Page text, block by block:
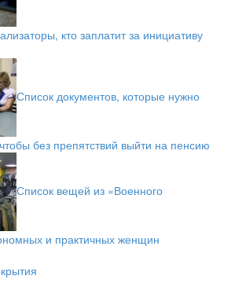
кто заплатит за инициативу
Список документов, которые нужно
без препятствий выйти на пенсию
Список вещей из «Военного
и практичных женщин